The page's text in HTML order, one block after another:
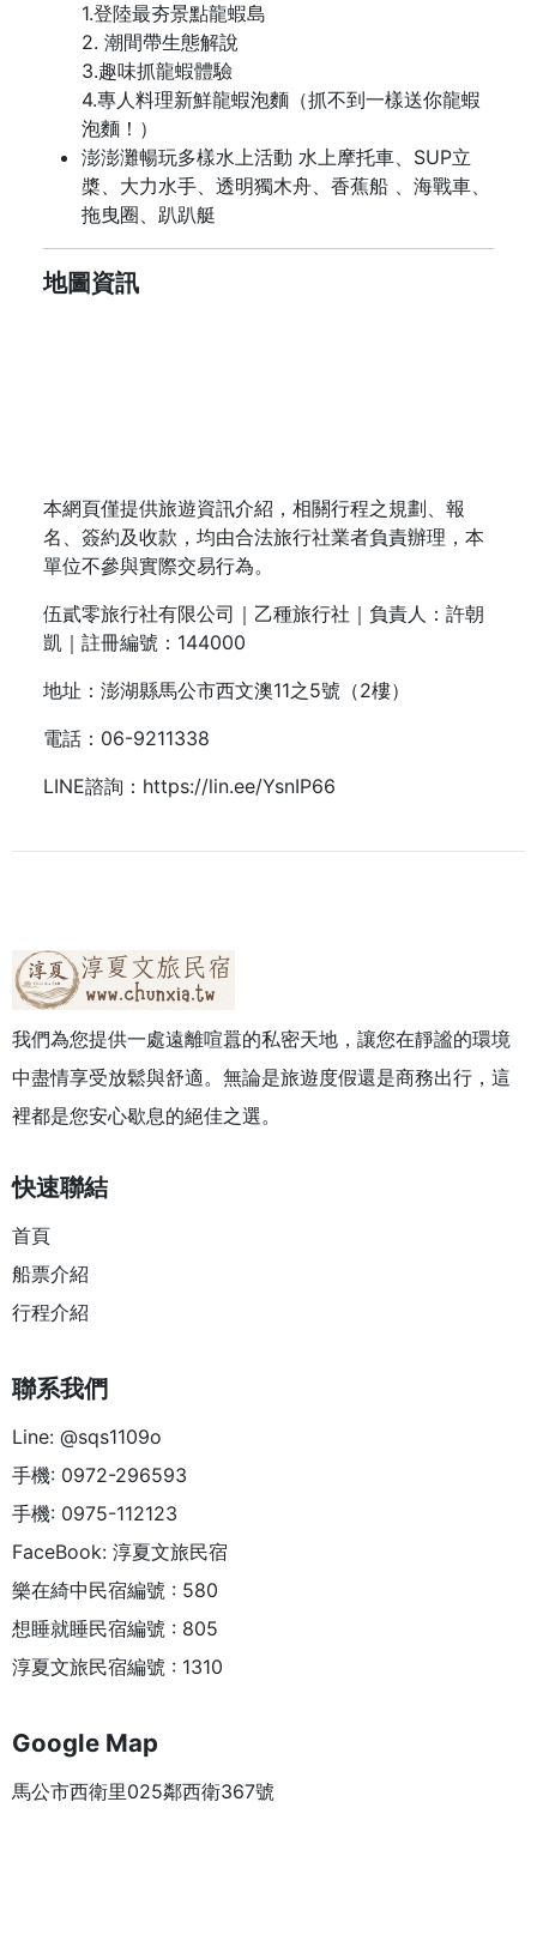
1.登陸最夯景點龍蝦島
2. 潮間帶生態解說
3.趣味抓龍蝦體驗
4.專人料理新鮮龍蝦泡麵（抓不到一樣送你龍蝦
泡麵！）
澎澎灘暢玩多樣水上活動 水上摩托車、SUP立
槳、大力水手、透明獨木舟、香蕉船 、海戰車、
拖曳圈、趴趴艇
地圖資訊
本網頁僅提供旅遊資訊介紹，相關行程之規劃、報
名、簽約及收款，均由合法旅行社業者負責辦理，本
單位不參與實際交易行為。
伍貳零旅行社有限公司｜乙種旅行社｜負責人：許朝
凱｜註冊編號：144000
地址：澎湖縣馬公市西文澳11之5號（2樓）
電話： 06-9211338
LINE諮詢： https://lin.ee/YsnIP66
我們為您提供一處遠離喧囂的私密天地，讓您在靜謐的環境
中盡情享受放鬆與舒適。無論是旅遊度假還是商務出行，這
裡都是您安心歇息的絕佳之選。
快速聯結
首頁
船票介紹
行程介紹
聯系我們
Line: @sqs1109o
手機: 0972-296593
手機: 0975-112123
FaceBook: 淳夏文旅民宿
樂在綺中民宿編號 : 580
想睡就睡民宿編號 : 805
淳夏文旅民宿編號 : 1310
Google Map
馬公市西衛里025鄰西衛367號